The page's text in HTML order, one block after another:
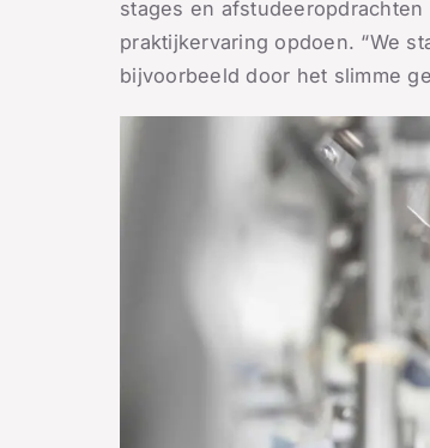
stages en
praktijkervaring opdoen. “We
bijvoorbeeld door het slimme